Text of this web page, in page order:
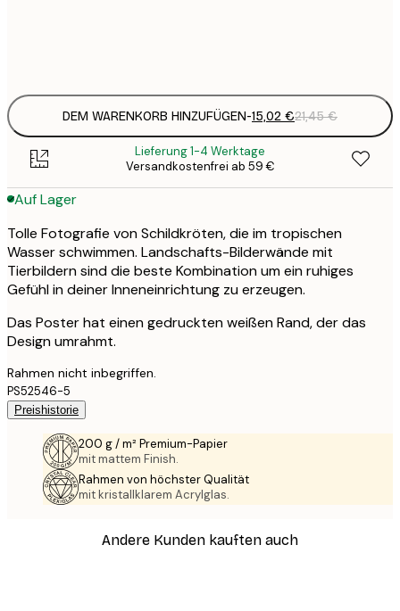
DEM WARENKORB HINZUFÜGEN-15,02 €21,45 €
Lieferung 1-4 Werktage
Versandkostenfrei ab 59 €
Auf Lager
Tolle Fotografie von Schildkröten, die im tropischen
Wasser schwimmen. Landschafts-Bilderwände mit
Tierbildern sind die beste Kombination um ein ruhiges
Gefühl in deiner Inneneinrichtung zu erzeugen.
Das Poster hat einen gedruckten weißen Rand, der das
Design umrahmt.
Rahmen nicht inbegriffen.
PS52546-5
Preishistorie
200 g / m² Premium-Papier
mit mattem Finish.
Rahmen von höchster Qualität
mit kristallklarem Acrylglas.
Andere Kunden kauften auch